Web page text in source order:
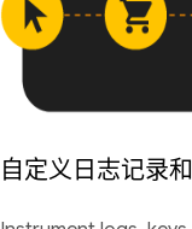
自定义日志记录